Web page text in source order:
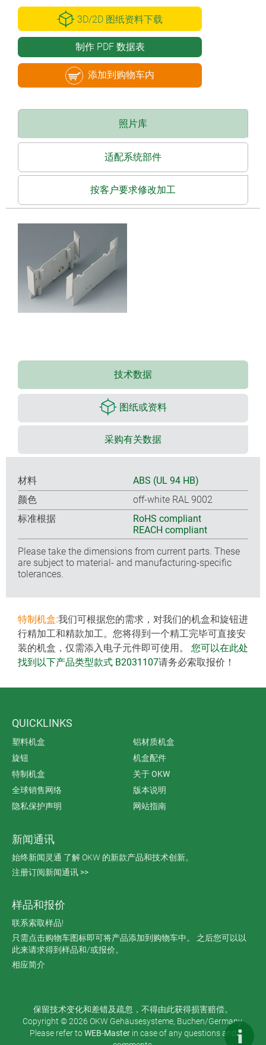
3D/2D 图纸资料下载
制作 PDF 数据表
添加到购物车内
照片库
适配系统部件
按客户要求修改加工
技术数据
图纸或资料
采购有关数据
材料
ABS (UL 94 HB)
颜色
off-white RAL 9002
标准根据
RoHS compliant
REACH compliant
Please take the dimensions from current parts. These
are subject to material- and manufacturing-specific
tolerances.
特制机盒:我们可根据您的需求，对我们的机盒和旋钮进
行精加工和精款加工。您将得到一个精工完毕可直接安
装的机盒，仅需添入电子元件即可使用。 您可以在此处
找到以下产品类型款式 B2031107请务必索取报价！
QUICKLINKS
塑料机盒
铝材质机盒
旋钮
机盒配件
特制机盒
关于 OKW
全球销售网络
版本说明
隐私保护声明
网站指南
新闻通讯
始终新闻灵通 了解 OKW 的新款产品和技术创新。
注册订阅新闻通讯 >>
样品和报价
联系索取样品!
只需点击购物车图标即可将产品添加到购物车中。 之后您可以以
此来请求得到样品和/或报价。
相应简介
保留技术变化和差错及疏忽，不得由此获得损害赔偿。
Copyright © 2026 OKW Gehäusesysteme, Buchen/Germany.
Please refer toWEB-Master in case of any questions and